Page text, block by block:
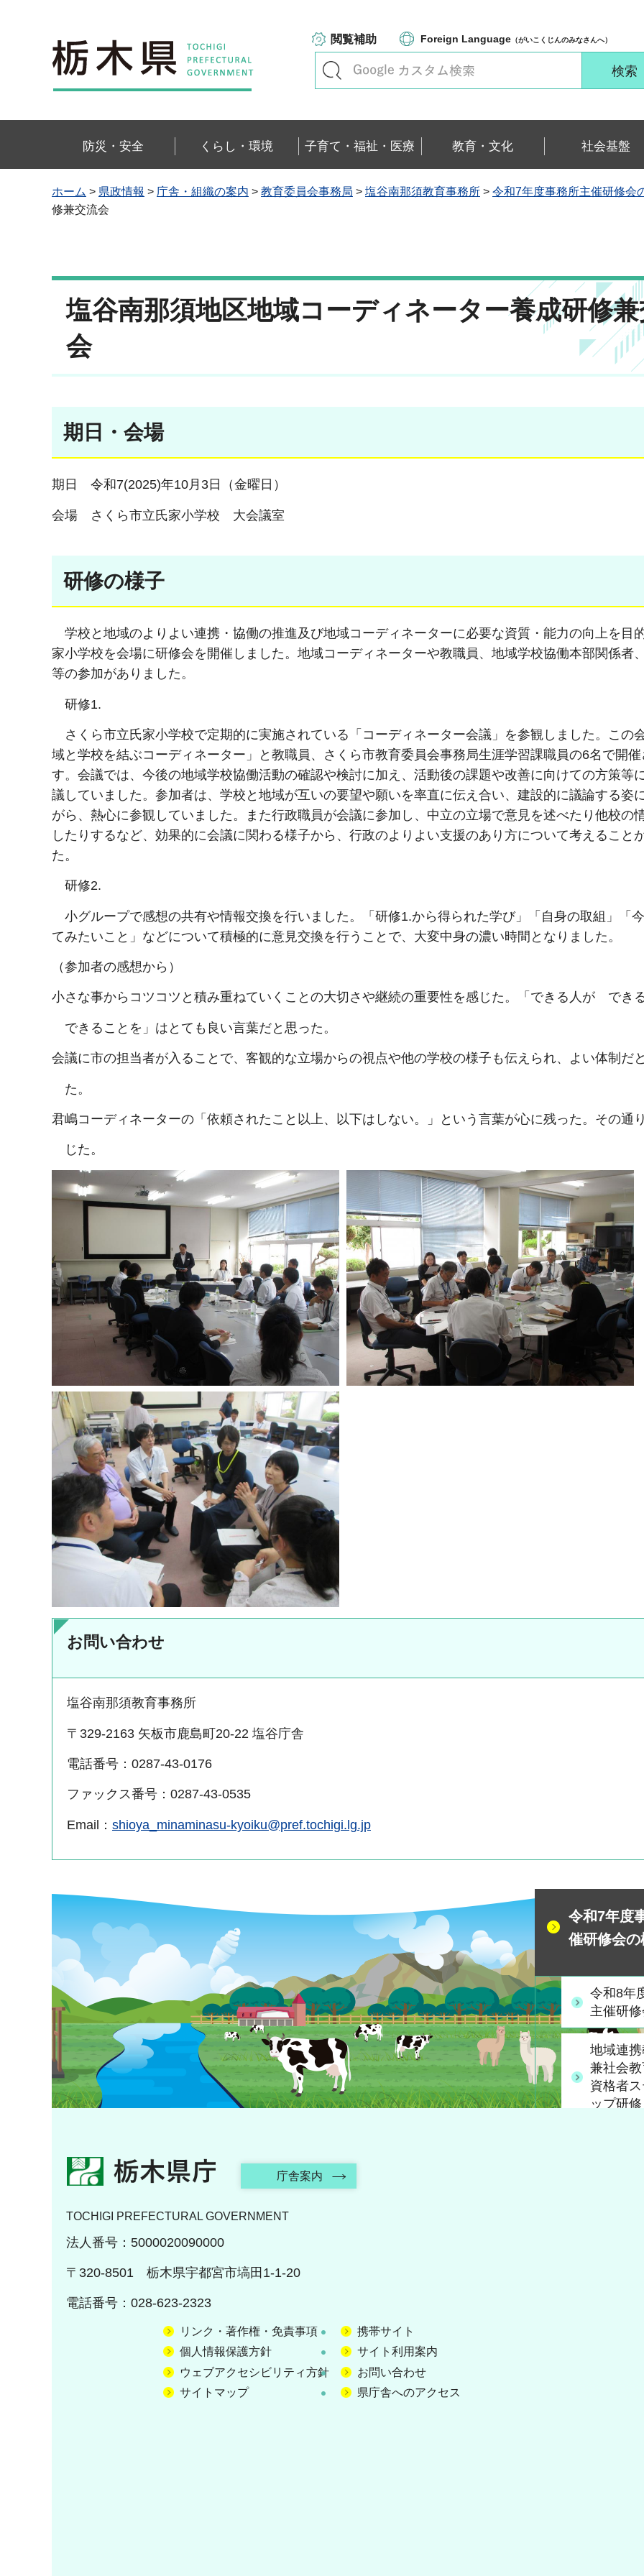
栃木県
閲覧補助 Foreign Language （がいこくじんのみなさんへ）
防災・安全 くらし・環境 子育て・福祉・医療 教育・文化 社会基盤
ホーム > 県政情報 > 庁舎・組織の案内 > 教育委員会事務局 > 塩谷南那須教育事務所 > 令和7年度事務所主催研修会
修兼交流会
塩谷南那須地区地域コーディネーター養成研修
会
期日・会場
期日 令和7(2025)年10月3日（金曜日）
会場 さくら市立氏家小学校 大会議室
研修の様子
学校と地域のよりよい連携・協働の推進及び地域コーディネーターに必要な資質・能力の向上を目
家小学校を会場に研修会を開催しました。地域コーディネーターや教職員、地域学校協働本部関係者
等の参加がありました。
研修1.
さくら市立氏家小学校で定期的に実施されている「コーディネーター会議」を参観しました。この
域と学校を結ぶコーディネーター」と教職員、さくら市教育委員会事務局生涯学習課職員の6名で開
す。会議では、今後の地域学校協働活動の確認や検討に加え、活動後の課題や改善に向けての方策等
議していました。参加者は、学校と地域が互いの要望や願いを率直に伝え合い、建設的に議論する姿
がら、熱心に参観していました。また行政職員が会議に参加し、中立の立場で意見を述べたり他校の
したりするなど、効果的に会議に関わる様子から、行政のよりよい支援のあり方について考えること
た。
研修2.
小グループで感想の共有や情報交換を行いました。「研修1.から得られた学び」「自身の取組」「
てみたいこと」などについて積極的に意見交換を行うことで、大変中身の濃い時間となりました。
（参加者の感想から）
小さな事からコツコツと積み重ねていくことの大切さや継続の重要性を感じた。「できる人が で
できることを」はとても良い言葉だと思った。
会議に市の担当者が入ることで、客観的な立場からの視点や他の学校の様子も伝えられ、よい体制だ
た。
君嶋コーディネーターの「依頼されたこと以上、以下はしない。」という言葉が心に残った。その通
じた。
お問い合わせ
塩谷南那須教育事務所
〒329-2163 矢板市鹿島町20-22 塩谷庁舎
電話番号：0287-43-0176
ファックス番号：0287-43-0535
Email： shioya_minaminasu-kyoiku@pref.tochigi.lg.jp
令和7年度
催研修会の
令和8年
主催研
地域連
兼社会
資格者
ップ研修
栃木県庁
庁舎案内
TOCHIGI PREFECTURAL GOVERNMENT
法人番号：5000020090000
〒320-8501 栃木県宇都宮市塙田1-1-20
電話番号：028-623-2323
リンク・著作権・免責事項
携帯サイト
個人情報保護方針
サイト利用案内
ウェブアクセシビリティ方針
お問い合わせ
サイトマップ
県庁舎へのアクセス